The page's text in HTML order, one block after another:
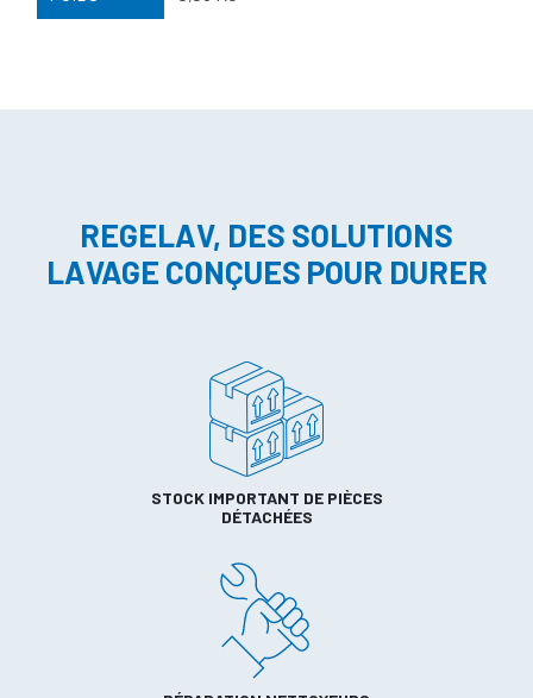
REGELAV, DES SOLUTIONS
LAVAGE CONÇUES POUR DURER
STOCK IMPORTANT DE PIÈCES
DÉTACHÉES